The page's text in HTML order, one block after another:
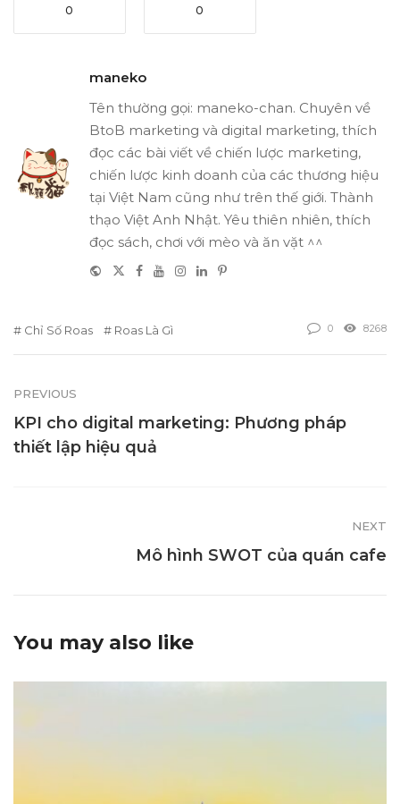
0 0
maneko
Tên thường gọi: maneko-chan. Chuyên về
BtoB marketing và digital marketing, thích
đọc các bài viết về chiến lược marketing,
chiến lược kinh doanh của các thương hiệu
tại Việt Nam cũng như trên thế giới. Thành
thạo Việt Anh Nhật. Yêu thiên nhiên, thích
đọc sách, chơi với mèo và ăn vặt ^^
WebsiteTwitter
Facebook
YoutubeInstagram
Linkedin
Pinterest
Chỉ Số Roas Roas Là Gì 0 8268
PREVIOUS
KPI cho digital marketing: Phương pháp
thiết lập hiệu quả
NEXT
Mô hình SWOT của quán cafe
You may also like